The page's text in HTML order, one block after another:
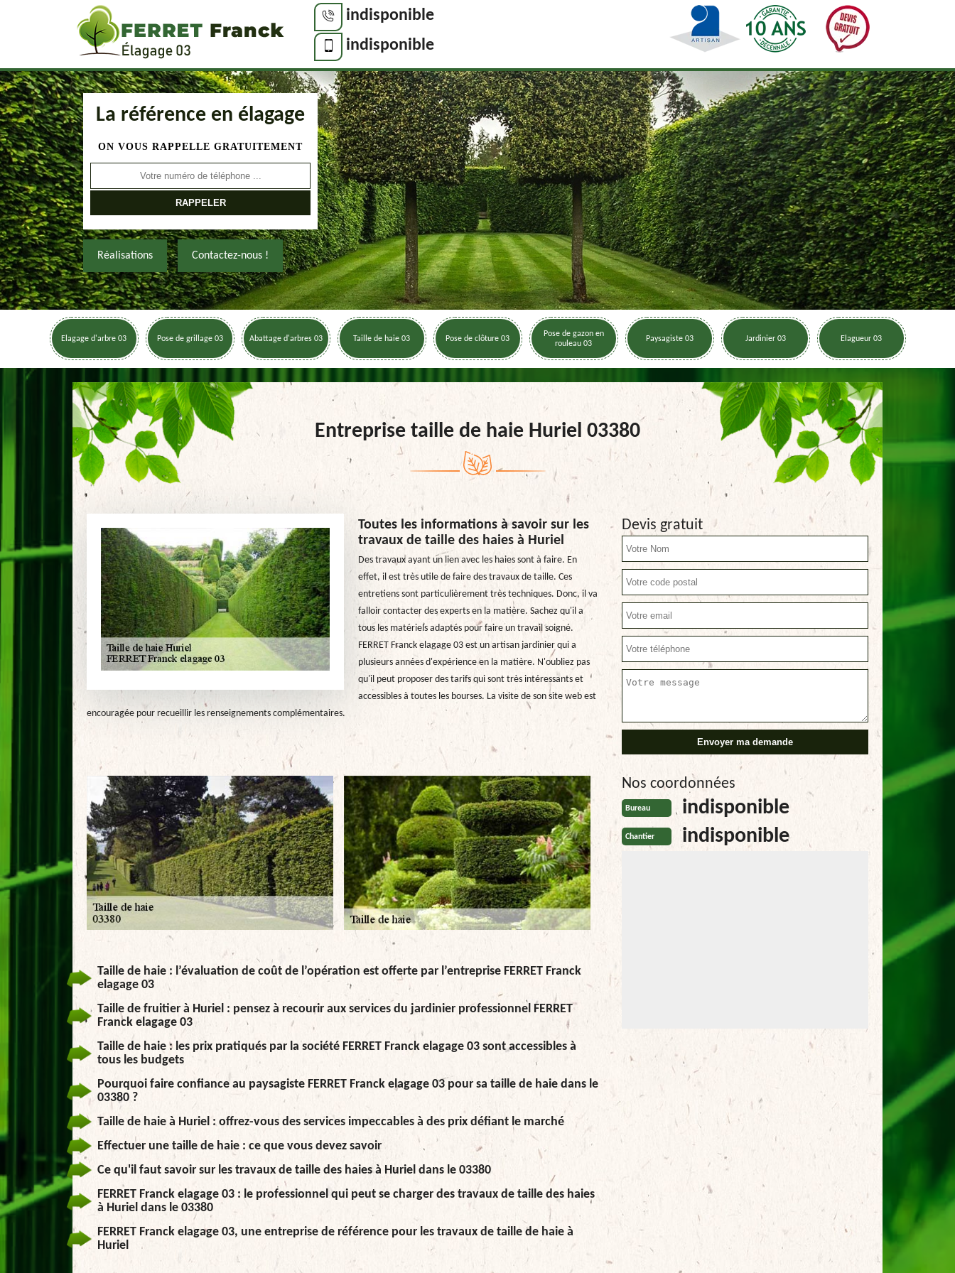
indisponible
indisponible
La référence en élagage
ON VOUS RAPPELLE GRATUITEMENT
Réalisations Contactez-nous !
Elagage d'arbre 03 Pose de grillage 03 Abattage d'arbres 03 Taille de haie 03 Pose de clôture 03
Pose de gazon en
rouleau 03
Paysagiste 03 Jardinier 03 Elagueur 03
Entreprise taille de haie Huriel 03380
Toutes les informations à savoir sur les
travaux de taille des haies à Huriel
Des travaux ayant un lien avec les haies sont à faire. En
effet, il est très utile de faire des travaux de taille. Ces
entretiens sont particulièrement très techniques. Donc, il va
falloir contacter des experts en la matière. Sachez qu'il a
tous les matériels adaptés pour faire un travail soigné.
FERRET Franck elagage 03 est un artisan jardinier qui a
plusieurs années d'expérience en la matière. N'oubliez pas
qu'il peut proposer des tarifs qui sont très intéressants et
accessibles à toutes les bourses. La visite de son site web est
encouragée pour recueillir les renseignements complémentaires.
Taille de haie : l’évaluation de coût de l’opération est offerte par l’entreprise FERRET Franck
elagage 03
Taille de fruitier à Huriel : pensez à recourir aux services du jardinier professionnel FERRET
Franck elagage 03
Taille de haie : les prix pratiqués par la société FERRET Franck elagage 03 sont accessibles à
tous les budgets
Pourquoi faire confiance au paysagiste FERRET Franck elagage 03 pour sa taille de haie dans le
03380 ?
Taille de haie à Huriel : offrez-vous des services impeccables à des prix défiant le marché
Effectuer une taille de haie : ce que vous devez savoir
Ce qu'il faut savoir sur les travaux de taille des haies à Huriel dans le 03380
FERRET Franck elagage 03 : le professionnel qui peut se charger des travaux de taille des haies
à Huriel dans le 03380
FERRET Franck elagage 03, une entreprise de référence pour les travaux de taille de haie à
Huriel
Devis gratuit
Nos coordonnées
Bureau indisponible
Chantier indisponible